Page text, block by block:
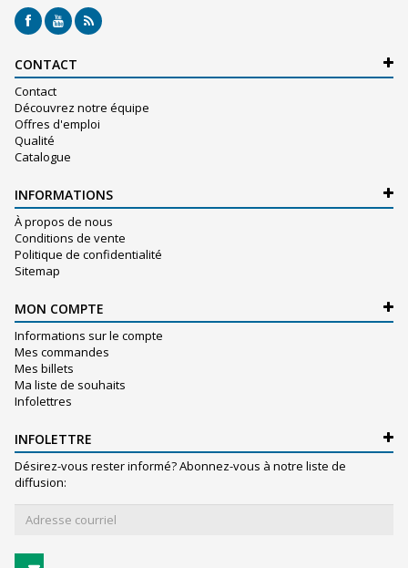
CONTACT
Contact
Découvrez notre équipe
Offres d'emploi
Qualité
Catalogue
INFORMATIONS
À propos de nous
Conditions de vente
Politique de confidentialité
Sitemap
MON COMPTE
Informations sur le compte
Mes commandes
Mes billets
Ma liste de souhaits
Infolettres
INFOLETTRE
Désirez-vous rester informé? Abonnez-vous à notre liste de
diffusion: